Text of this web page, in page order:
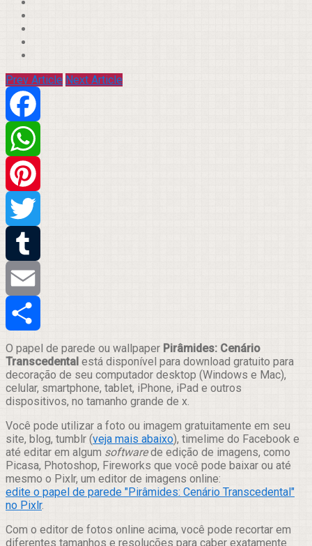
Prev Article Next Article
Facebook
WhatsApp
Pinterest
Twitter
Tumblr
Email
Compartilhar
O papel de parede ou wallpaper Pirâmides: Cenário
Transcedental está disponível para download gratuito para
decoração de seu computador desktop (Windows e Mac),
celular, smartphone, tablet, iPhone, iPad e outros
dispositivos, no tamanho grande de x.
Você pode utilizar a foto ou imagem gratuitamente em seu
site, blog, tumblr (veja mais abaixo), timelime do Facebook e
até editar em algum softwarede edição de imagens, como
Picasa, Photoshop, Fireworks que você pode baixar ou até
mesmo o Pixlr, um editor de imagens online:
edite o papel de parede "Pirâmides: Cenário Transcedental"
no Pixlr.
Com o editor de fotos online acima, você pode recortar em
diferentes tamanhos e resoluções para caber exatamente